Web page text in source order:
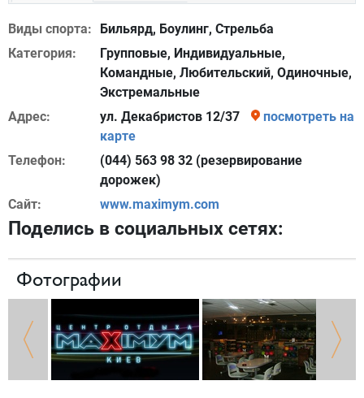
Виды спорта:
Бильярд, Боулинг, Стрельба
Категория:
Групповые, Индивидуальные,
Командные, Любительский, Одиночные,
Экстремальные
Адрес:
ул. Декабристов 12/37
посмотреть на
карте
Телефон:
(044) 563 98 32 (резервирование
дорожек)
Сайт:
www.maximym.com
Поделись в социальных сетях:
Фотографии